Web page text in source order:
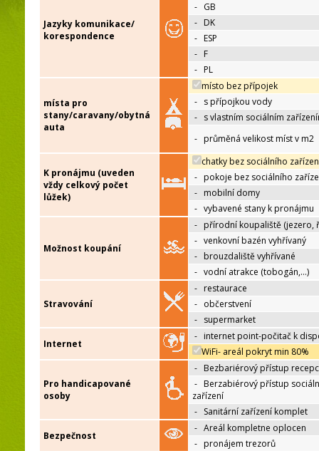
Jazyky komunikace/
korespondence
- GB
- DK
- ESP
- F
- PL
místa pro
stany/caravany/obytná
auta
místo bez přípojek
- s přípojkou vody
- s vlastním sociálním
- průměná velikost míst v m2
K pronájmu (uveden
vždy celkový počet
lůžek)
chatky bez sociálního
- pokoje bez sociálního
- mobilní domy
- vybavené stany k pronájmu
Možnost koupání
- přírodní koupaliště (jezero,
- venkovní bazén vyhřívaný
- brouzdaliště vyhřívané
- vodní atrakce (tobogán,…)
Stravování
- restaurace
- občerstvení
- supermarket
Internet
- internet point-počitač k
WiFi- areál pokryt min 80%
Pro handicapované
osoby
- Bezbariérový přístup
- Berzabiérový přístup
zařízení
- Sanitární zařízení komplet
Bezpečnost
- Areál kompletne oplocen
- pronájem trezorů